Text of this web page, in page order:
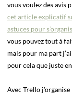
vous voulez des avis
cet article explicatif
astuces pour
vous pouvez tout à
mais pour ma part
pour cela que juste
Avec Trello j’organise